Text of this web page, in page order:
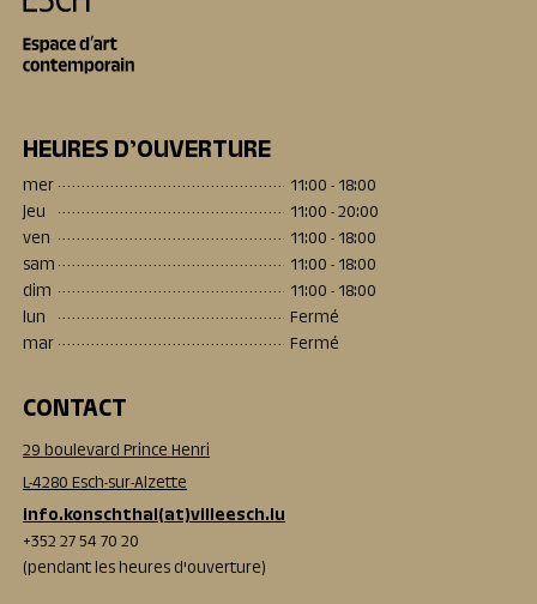
HEURES D’OUVERTURE
mer
11:00 - 18:00
jeu
11:00 - 20:00
ven
11:00 - 18:00
sam
11:00 - 18:00
dim
11:00 - 18:00
lun
Fermé
mar
Fermé
CONTACT
29 boulevard Prince Henri
L-4280 Esch-sur-Alzette
info.konschthal(at)villeesch.lu
+352 27 54 70 20
(pendant les heures d'ouverture)